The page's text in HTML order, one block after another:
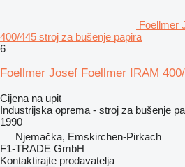
Foellmer
400/445 stroj za bušenje papira
6
Foellmer Josef Foellmer IRAM
Cijena na upit
Industrijska oprema - stroj za bušenje
1990
Njemačka, Emskirchen-Pirkach
F1-TRADE GmbH
Kontaktirajte prodavatelja